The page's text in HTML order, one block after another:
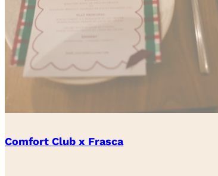
Comfort Club x Frasca